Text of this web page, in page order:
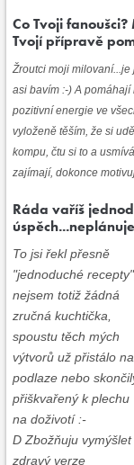
Co Tvoji
Tvojí přípravě
Žroutci moji
asi bavím :-) A pomáhají
pozitivní energie ve
vyloženě těším, že si
kompu, čtu si to a
zajímají, dokonce
Ráda vaříš
To jsi řekl přesně
"jednoduché recepty",
nejsem totiž žádná
zručná kuchtička,
spoustu těch mých
výtvorů už přistálo na
podlaze nebo
přiškvařený k plechu
na doživotí :-
D Zbožňuju vymýšlet
zdravý verze